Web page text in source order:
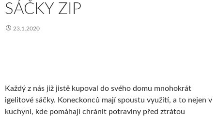
SÁČKY ZIP
23.1.2020
Každý z nás již jistě kupoval do svého domu mnohokrát
igelitové sáčky. Koneckonců mají spoustu využití, a to nejen v
kuchyni, kde pomáhají chránit potraviny před ztrátou